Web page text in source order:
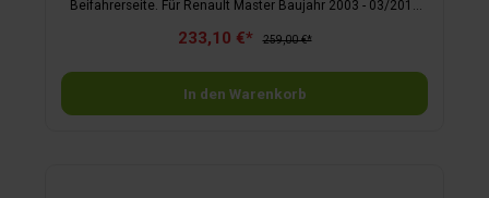
Beifahrerseite. Für Renault Master Baujahr 2003 - 03/2010
Gleitschienen Art.-Nr. 88 131 (Fahrerseite) oder Art.-Nr. 88
Sportscraft-Pilotensitze wird zusätzlich der Adapter Art.-Nr.
88 141 benötigt. Mit TÜV-Bestätigung. Für Mercedes Sprinter
bis Baujahr 03/2006, Fahrerseite Für Sportscraft-Pilotensitze
wird zusätzlich der Adapter Art.-Nr. 88 128 benötigt. Mit ABE.
233,10 €* 259,00 €*
In den Warenkorb